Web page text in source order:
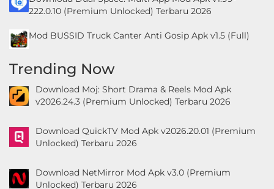
222.0.10 (Premium Unlocked) Terbaru 2026
Mod BUSSID Truck Canter Anti Gosip Apk v1.5 (Full)
Trending Now
Download Moj: Short Drama & Reels Mod Apk
v2026.24.3 (Premium Unlocked) Terbaru 2026
Download QuickTV Mod Apk v2026.20.01 (Premium
Unlocked) Terbaru 2026
Download NetMirror Mod Apk v3.0 (Premium
Unlocked) Terbaru 2026